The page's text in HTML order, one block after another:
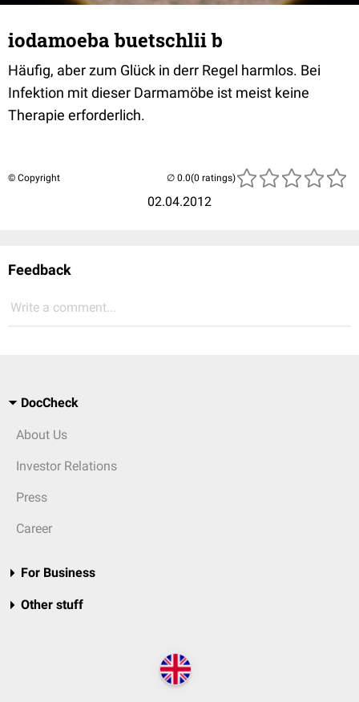
iodamoeba buetschlii b
Häufig, aber zum Glück in derr Regel harmlos. Bei
Infektion mit dieser Darmamöbe ist meist keine
Therapie erforderlich.
© Copyright
02.04.2012
(0 ratings)
Feedback
Write a comment...
DocCheck
About Us
Investor Relations
Press
Career
For Business
Other stuff